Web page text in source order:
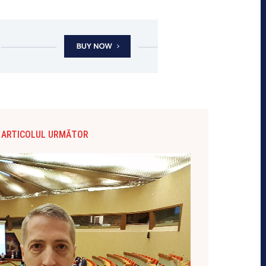
ARTICOLUL URMĂTOR